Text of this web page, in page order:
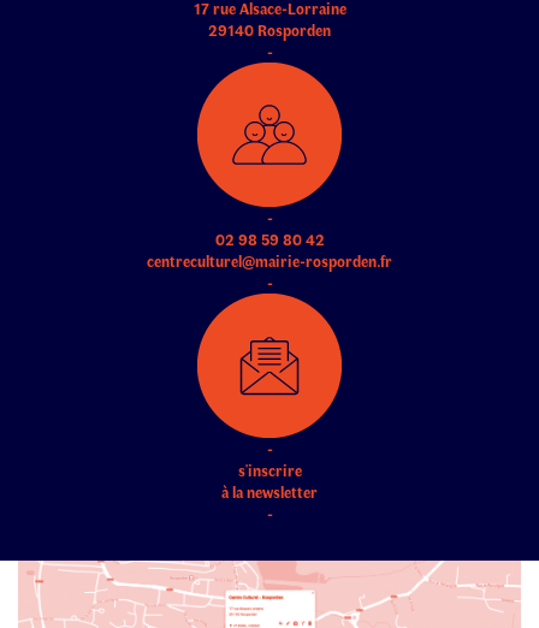
17 rue Alsace-Lorraine
29140 Rosporden
-
-
02 98 59 80 42
centreculturel@mairie-rosporden.fr
-
-
s'inscrire
à la newsletter
-